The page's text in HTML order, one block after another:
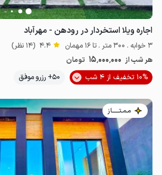
اجاره ویلا استخردار در رودهن - مهرآباد
3 خوابه . 300 متر . تا 16 مهمان 4.4 (14 نظر)
هر شب از 15٬000٬000 تومان
10% تخفیف از 4 شب
50+ رزرو موفق
مـمـتــــــاز